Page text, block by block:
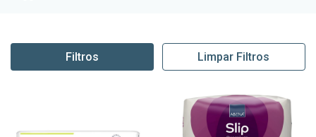
Filtros Limpar Filtros